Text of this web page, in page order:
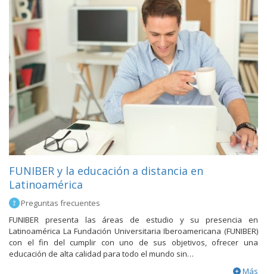
FUNIBER y la educación a distancia en
Latinoamérica
Preguntas frecuentes
FUNIBER presenta las áreas de estudio y su presencia en
Latinoamérica La Fundación Universitaria Iberoamericana (FUNIBER)
con el fin del cumplir con uno de sus objetivos, ofrecer una
educación de alta calidad para todo el mundo sin…
Más